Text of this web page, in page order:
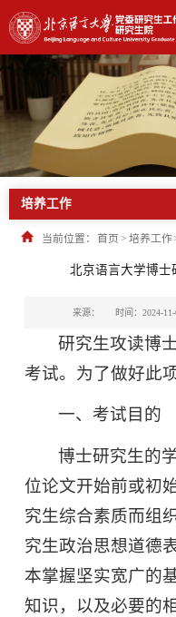
培养工作
当前位置： 首页 > 培养工作
北京语言大学博士
来源： 时间：2024-
研究生攻读博
考试。为了做好此
一、考试目的
博士研究生的
位论文开始前或初
究生综合素质而组
究生政治思想道德
本掌握坚实宽广的
知识，以及必要的